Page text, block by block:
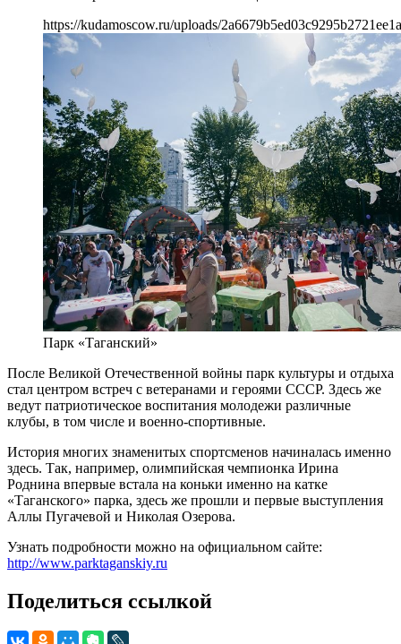
https://kudamoscow.ru/uploads/
Парк «Таганский»
После Великой Отечественной войны парк культуры и отдыха
стал центром встреч с ветеранами и героями СССР. Здесь же
ведут патриотическое воспитания молодежи различные
клубы, в том числе и военно-спортивные.
История многих знаменитых спортсменов начиналась именно
здесь. Так, например, олимпийская чемпионка Ирина
Роднина впервые встала на коньки именно на катке
«Таганского» парка, здесь же прошли и первые выступления
Аллы Пугачевой и Николая Озерова.
Узнать подробности можно на официальном сайте:
http://www.parktaganskiy.ru
Поделиться ссылкой